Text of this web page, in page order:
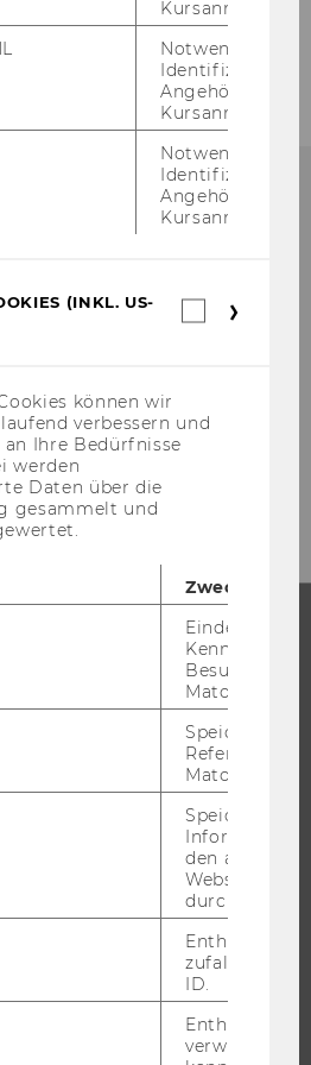
Sie im Mas­ter­gui­de!
EXCHANGE STUDIERENDE
UND STUDIENINTERESSIERTE
Kursanmeldung.
Notwendig zur
Identifizierung
Angehörige/r für
Kursanmeldung.
Notwendig zur
Identifizierung
Angehörige/r für
Kursanmeldung.
(INKL. US-
können wir
verbessern und
an Ihre Bedürfnisse
werden
Daten über die
gesammelt und
Zweck
Eindeutige
Besuchers
Matomo.
Speicherung
Referrers
Matomo.
Speicherung
den aktuellen
durch
Enthält eine
ID.
Enthält ein
verwendet